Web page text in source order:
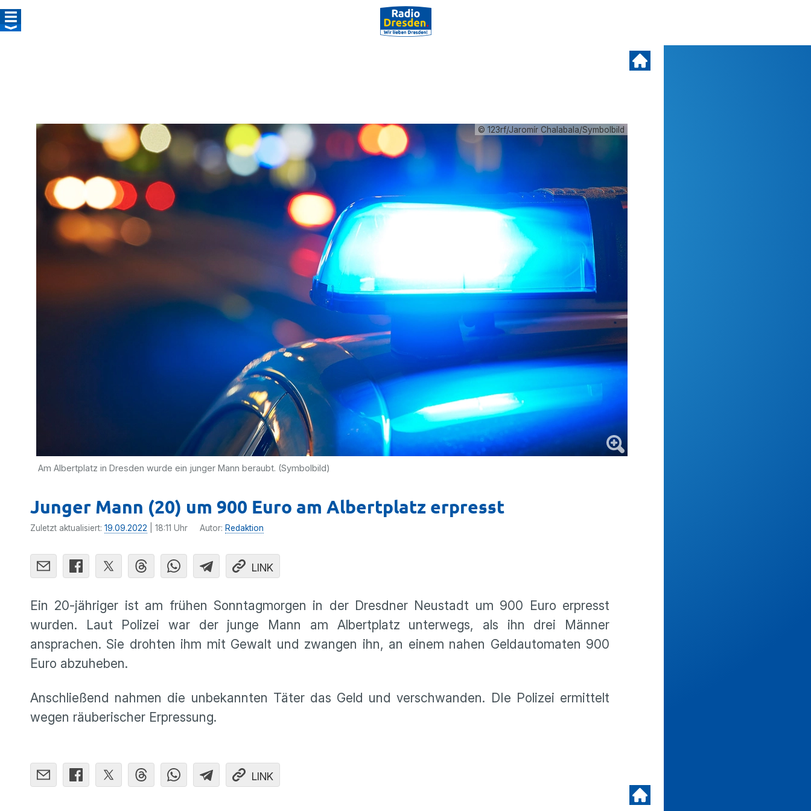
© 123rf/Jaromír Chalabala/Symbolbild
Am Albertplatz in Dresden wurde ein junger Mann beraubt. (Symbolbild)
Junger Mann (20) um 900 Euro am Albertplatz erpresst
Zuletzt aktualisiert: 19.09.2022 | 18:11 Uhr Autor: Redaktion
LINK
Ein 20-jähriger ist am frühen Sonntagmorgen in der Dresdner Neustadt um 900 Euro erpresst
wurden. Laut Polizei war der junge Mann am Albertplatz unterwegs, als ihn drei Männer
ansprachen. Sie drohten ihm mit Gewalt und zwangen ihn, an einem nahen Geldautomaten 900
Euro abzuheben.
Anschließend nahmen die unbekannten Täter das Geld und verschwanden. DIe Polizei ermittelt
wegen räuberischer Erpressung.
LINK